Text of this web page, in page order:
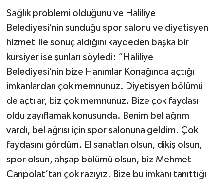
Sağlık problemi olduğunu ve Haliliye
Belediyesi’nin sunduğu spor salonu ve diyetisyen
hizmeti ile sonuç aldığını kaydeden başka bir
kursiyer ise şunları söyledi: “Haliliye
Belediyesi’nin bize Hanımlar Konağında açtığı
imkanlardan çok memnunuz. Diyetisyen bölümü
de açtılar, biz çok memnunuz. Bize çok faydası
oldu zayıflamak konusunda. Benim bel ağrım
vardı, bel ağrısı için spor salonuna geldim. Çok
faydasını gördüm. El sanatları olsun, dikiş olsun,
spor olsun, ahşap bölümü olsun, biz Mehmet
Canpolat’tan çok razıyız. Bize bu imkanı tanıttığı